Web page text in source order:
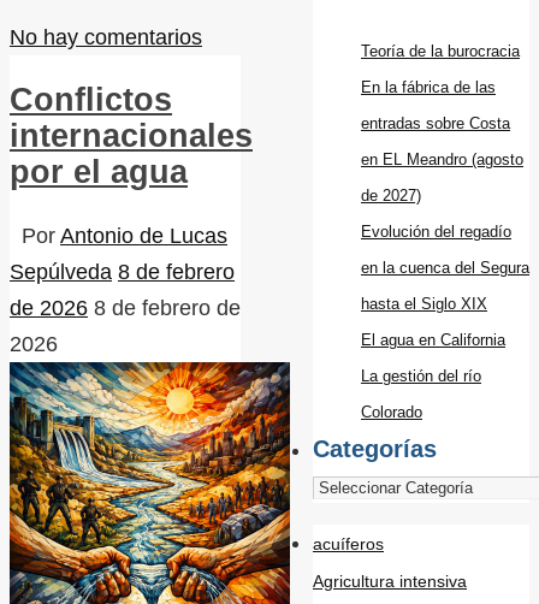
No hay comentarios
Conflictos
internacionales
por el agua
Por Antonio de Lucas
Sepúlveda 8 de febrero
de 2026 8 de febrero de
2026
Teoría de la burocracia
En la fábrica de las
entradas sobre Costa
en EL Meandro (agosto
de 2027)
Evolución del regadío
en la cuenca del Segura
hasta el Siglo XIX
El agua en California
La gestión del río
Colorado
Categorías
acuíferos
Agricultura intensiva